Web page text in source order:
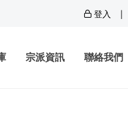
登入 |
宗派資訊 聯絡我們